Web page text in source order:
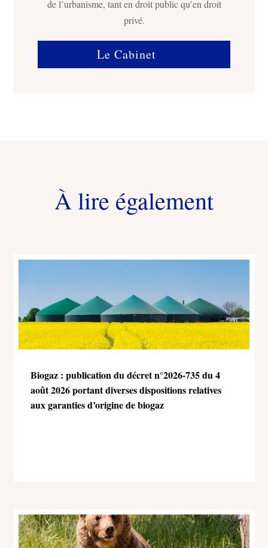
de l’urbanisme, tant en droit public qu’en droit
privé.
Le Cabinet
À lire également
Biogaz : publication du décret n°2026-735 du 4
août 2026 portant diverses dispositions relatives
aux garanties d’origine de biogaz